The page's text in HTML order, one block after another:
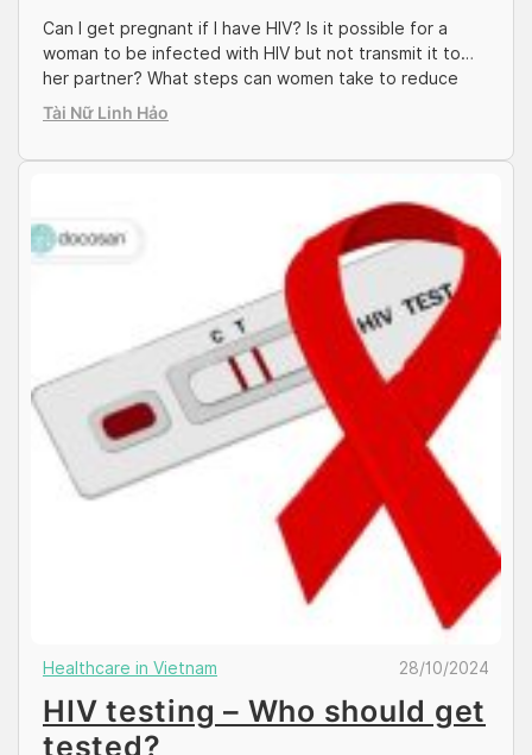
Can I get pregnant if I have HIV? Is it possible for a
woman to be infected with HIV but not transmit it to
her partner? What steps can women take to reduce
the risk of passing HIV to their children? These and
Tài Nữ Linh Hảo
Healthcare in Vietnam 28/10/2024
HIV testing – Who should get
tested?